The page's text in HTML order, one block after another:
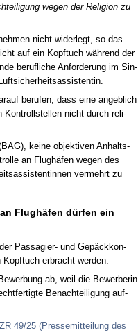
we­gen der Re­li­gi­on zu
nicht wi­der­legt, so das
auf ein Kopf­tuch während der
be­ruf­li­che An­for­de­rung im Sin­
be­ru­fen, dass ei­ne an­geb­lich
Kon­troll­stel­len nicht durch re­li­
kei­ne ob­jek­ti­ven An­halts­
an Flughäfen we­gen des
ver­mehrt zu
Flughäfen dürfen ein
Pas­sa­gier- und Gepäck­kon­
er­bracht wer­den.
ab, weil die Be­wer­be­rin
Be­nach­tei­li­gung auf­
49/25 (Pres­se­mit­tei­lung des